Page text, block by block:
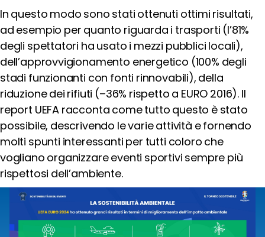
Cerca
Social
media
In questo modo sono stati ottenuti ottimi risultati,
ad esempio per quanto riguarda i trasporti (l’81%
degli spettatori ha usato i mezzi pubblici locali),
dell’approvvigionamento energetico (100% degli
stadi funzionanti con fonti rinnovabili), della
riduzione dei rifiuti (–36% rispetto a EURO 2016). Il
report UEFA racconta come tutto questo è stato
possibile, descrivendo le varie attività e fornendo
molti spunti interessanti per tutti coloro che
vogliano organizzare eventi sportivi sempre più
rispettosi dell’ambiente.